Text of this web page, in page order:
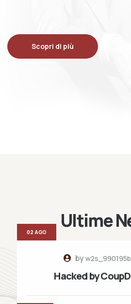
Scopri di più
Ultime
by
Hacked by
02 AGO